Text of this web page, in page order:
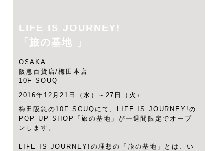
LIFE IS JOURNEY!
「旅の基地 」
OSAKA:
阪急百貨店/梅田本店
10F SOUQ
2016年12月21日（水）～27日（火）
梅田阪急の10F SOUQにて、LIFE IS JOURNEY!の
POP-UP SHOP「旅の基地」が一週間限定でオープ
ンします。
LIFE IS JOURNEY!の理想の「旅の基地」とは、い